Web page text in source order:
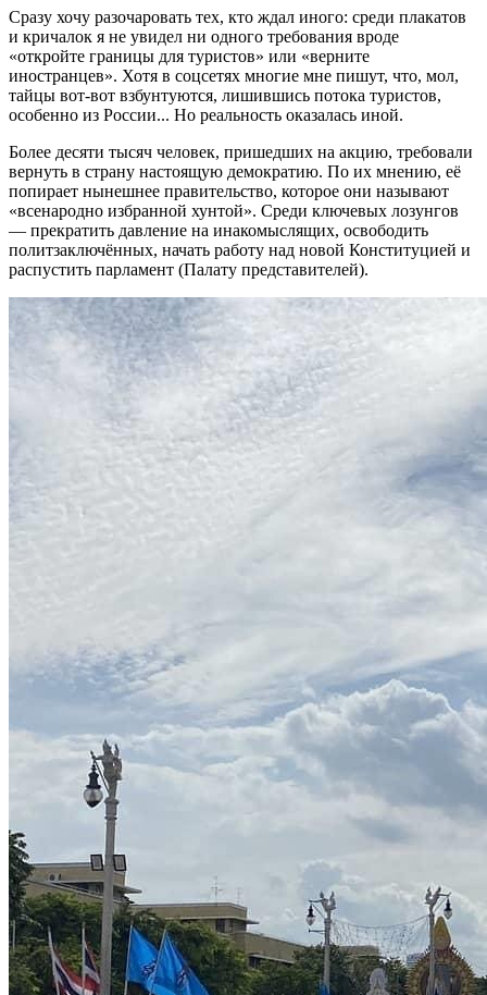
Сразу хочу разочаровать тех, кто ждал иного: среди плакатов
и кричалок я не увидел ни одного требования вроде
«откройте границы для туристов» или «верните
иностранцев». Хотя в соцсетях многие мне пишут, что, мол,
тайцы вот-вот взбунтуются, лишившись потока туристов,
особенно из России... Но реальность оказалась иной.
Более десяти тысяч человек, пришедших на акцию, требовали
вернуть в страну настоящую демократию. По их мнению, её
попирает нынешнее правительство, которое они называют
«всенародно избранной хунтой». Среди ключевых лозунгов
— прекратить давление на инакомыслящих, освободить
политзаключённых, начать работу над новой Конституцией и
распустить парламент (Палату представителей).